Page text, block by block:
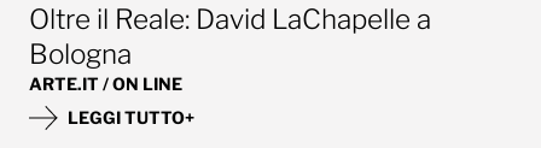
Oltre il Reale: David LaChapelle a
Bologna
ARTE.IT / ON LINE
LEGGI TUTTO+